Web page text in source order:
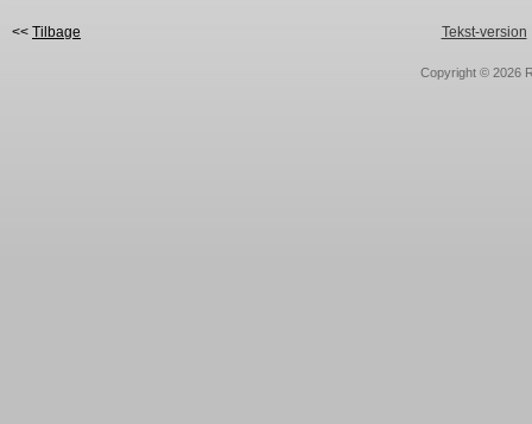
<< Tilbage Tekst-version
Copyright © 2026